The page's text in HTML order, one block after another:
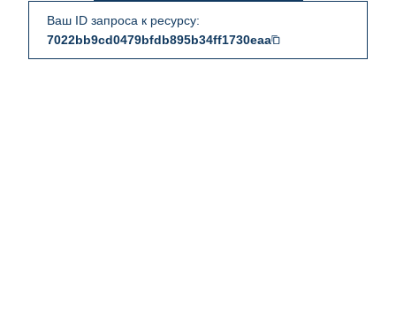
Ваш ID запроса к ресурсу:
7022bb9cd0479bfdb895b34ff1730eaa